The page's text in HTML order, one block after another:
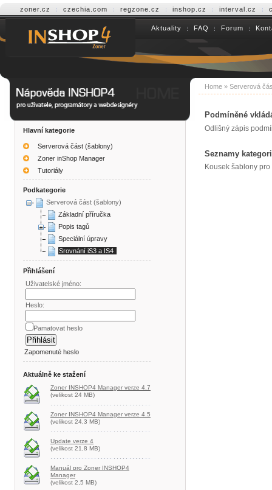
zoner.cz czechia.com regzone.cz inshop.cz interval.cz
Help INSHOP4 Aktuality FAQ Forum
Hlavní kategorie
Serverová část (šablony)
Zoner inShop Manager
Tutoriály
Podkategorie
Serverová část (šablony)
Základní příručka
Popis tagů
Speciální úpravy
Srovnání iS3 a IS4
Přihlášení
Uživatelské jméno:
Heslo:
Pamatovat heslo
Zapomenuté heslo
Aktuálně ke stažení
Zoner INSHOP4 Manager verze 4.7
(velikost 24 MB)
Zoner INSHOP4 Manager verze 4.5
(velikost 24,3 MB)
Update verze 4
(velikost 21,8 MB)
Manuál pro Zoner INSHOP4
Manager
(velikost 2,5 MB)
Home » Serverová
Podmíněné
Odlišný zápis
Seznamy
Kousek šablony